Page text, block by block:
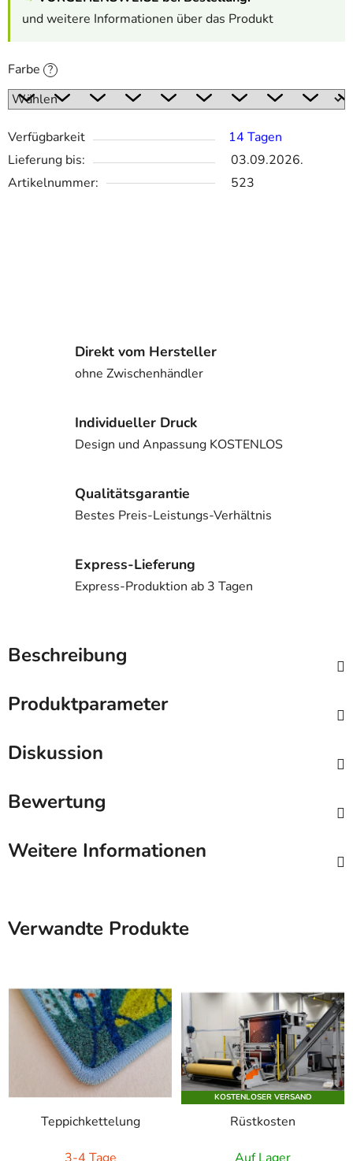
und weitere Informationen über das Produkt
Farbe ?
Verfügbarkeit
14 Tagen
Lieferung bis:
03.09.2026.
Artikelnummer:
523
Direkt vom Hersteller
ohne Zwischenhändler
Individueller Druck
Design und Anpassung KOSTENLOS
Qualitätsgarantie
Bestes Preis-Leistungs-Verhältnis
Express-Lieferung
Express-Produktion ab 3 Tagen
Beschreibung
Produktparameter
Diskussion
Bewertung
Weitere Informationen
Verwandte Produkte
Teppichkettelung
KOSTENLOSER VERSAND
Rüstkosten